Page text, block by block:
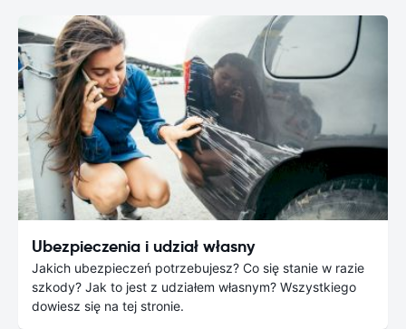
Ubezpieczenia i udział własny
Jakich ubezpieczeń potrzebujesz? Co się stanie w razie
szkody? Jak to jest z udziałem własnym? Wszystkiego
dowiesz się na tej stronie.